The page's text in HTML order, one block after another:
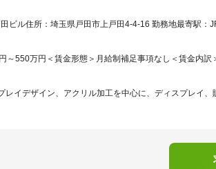
ビル住所：埼玉県戸田市上戸田4-4-16 勤務地最寄駅：
～550万円＜賃金形態＞月給制補足事項なし＜賃金内訳
レイデザイン、アクリル加工を中心に、ディスプレイ、